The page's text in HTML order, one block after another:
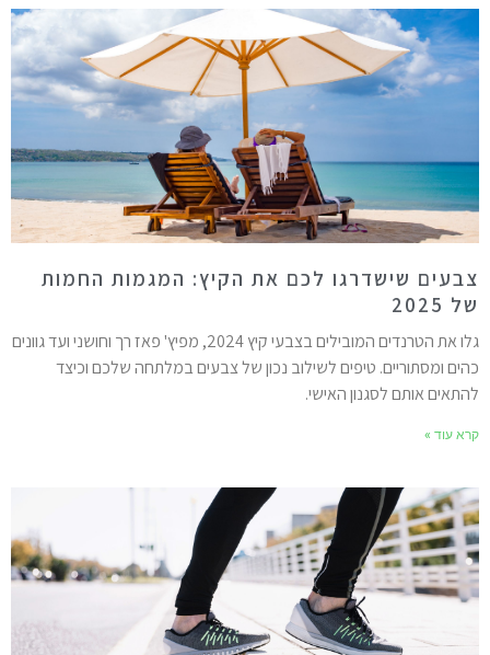
שישדרגו לכם את הקיץ: המגמות החמות
2025
גלו את הטרנדים המובילים בצבעי קיץ 2024, מפיץ' פאז רך וחושני ועד גוונים
ומסתוריים. טיפים לשילוב נכון של צבעים במלתחה שלכם וכיצד
אותם לסגנון האישי.
עוד »